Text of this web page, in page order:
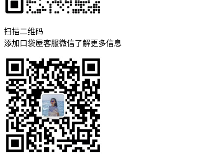
扫描二维码
添加口袋屋客服微信了解更多信息